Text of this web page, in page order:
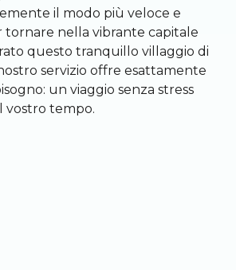
il modo più veloce e
tornare nella vibrante capitale
questo tranquillo villaggio di
servizio offre esattamente
un viaggio senza stress
vostro tempo.